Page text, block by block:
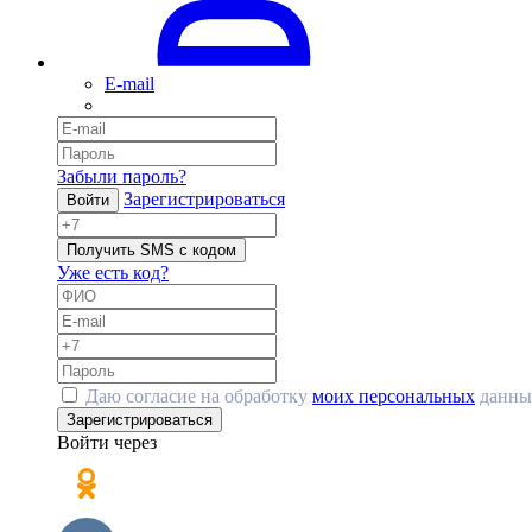
E-mail
Забыли пароль?
Войти Зарегистрироваться
Получить SMS с кодом
Уже есть код?
Даю согласие на обработку моих персональных
Зарегистрироваться
Войти через